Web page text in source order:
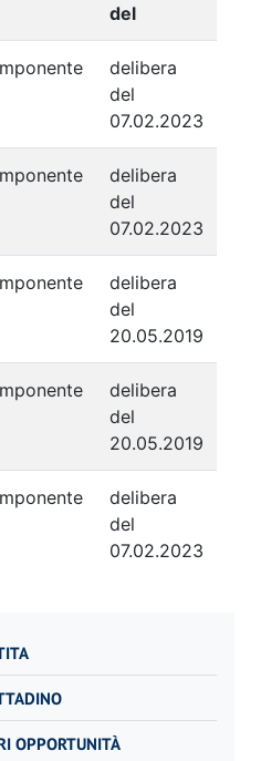
del
delibera
del
07.02.2023
delibera
del
07.02.2023
delibera
del
20.05.2019
delibera
del
20.05.2019
delibera
del
07.02.2023
OPPORTUNITÀ